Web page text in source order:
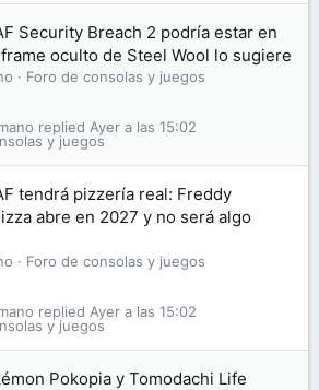
Security Breach 2 podría estar en
oculto de Steel Wool lo sugiere
Foro de consolas y juegos
y juegos
Ayer a las 15:02
tendrá pizzería real: Freddy
abre en 2027 y no será algo
Foro de consolas y juegos
y juegos
Ayer a las 15:02
Pokopia y Tomodachi Life